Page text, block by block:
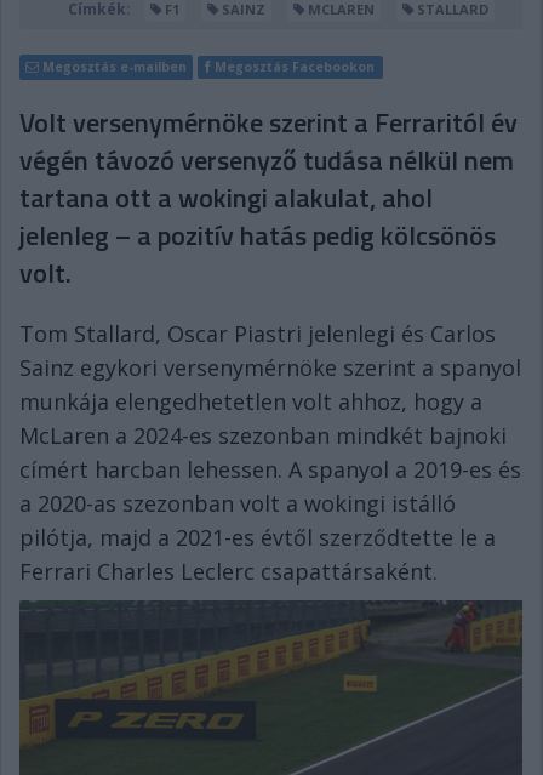
Címkék:
F1 SAINZ MCLAREN STALLARD
Megosztás e-mailben Megosztás Facebookon
Volt versenymérnöke szerint a Ferraritól év
végén távozó versenyző tudása nélkül nem
tartana ott a wokingi alakulat, ahol
jelenleg – a pozitív hatás pedig kölcsönös
volt.
Tom Stallard, Oscar Piastri jelenlegi és Carlos
Sainz egykori versenymérnöke szerint a spanyol
munkája elengedhetetlen volt ahhoz, hogy a
McLaren a 2024-es szezonban mindkét bajnoki
címért harcban lehessen. A spanyol a 2019-es és
a 2020-as szezonban volt a wokingi istálló
pilótja, majd a 2021-es évtől szerződtette le a
Ferrari Charles Leclerc csapattársaként.